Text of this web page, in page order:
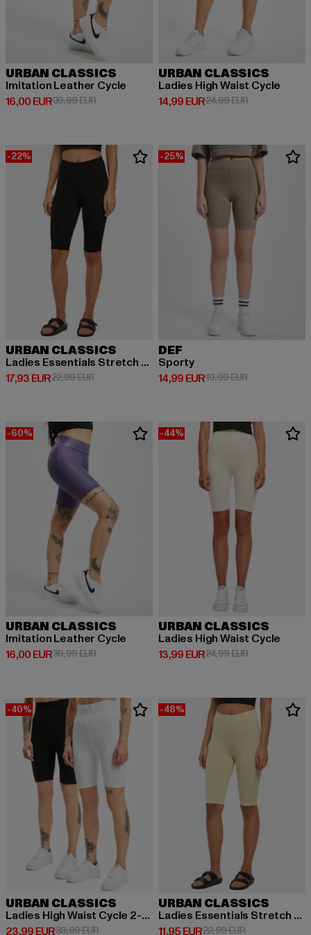
URBAN CLASSICS
Imitation Leather Cycle
16,00 EUR
Derzeitiger Preis: 16,00 EUR
39,99 EURAktionspreis: 39,99 EUR
URBAN CLASSICS
Ladies High Waist Cycle
14,99 EUR
Derzeitiger Preis: 14,99 EUR
24,99 EURAktionspreis:
-22%
URBAN CLASSICS
Ladies Essentials Stretch Jersey Cycle
17,93 EUR
Derzeitiger Preis: 17,93 EUR
22,99 EURAktionspreis: 22,99 EUR
-25%
DEF
Sporty
14,99 EUR
Derzeitiger Preis: 14,99 EUR
19,99 EURAktionspreis:
-60%
URBAN CLASSICS
Imitation Leather Cycle
16,00 EUR
Derzeitiger Preis: 16,00 EUR
39,99 EURAktionspreis: 39,99 EUR
-44%
URBAN CLASSICS
Ladies High Waist Cycle
13,99 EUR
Derzeitiger Preis: 13,99 EUR
24,99 EURAktionspreis:
-40%
URBAN CLASSICS
Ladies High Waist Cycle 2-Pack
23,99 EUR
Derzeitiger Preis: 23,99 EUR
39,99 EURAktionspreis: 39,99 EUR
-48%
URBAN CLASSICS
Ladies Essentials Stretch Jersey Cycle
11,95 EUR
Derzeitiger Preis: 11,95 EUR
22,99 EURAktionspreis: